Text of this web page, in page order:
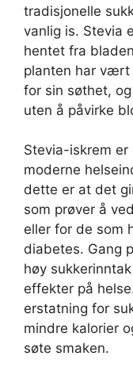
tradisjonelle
vanlig is. Stevia
hentet fra
planten har vært
for sin søthet,
uten å påvirke
Stevia-iskrem
moderne
dette er at det
som prøver å
eller for de som
diabetes. Gang
høy
effekter på
erstatning for
mindre kalorier
søte smaken.